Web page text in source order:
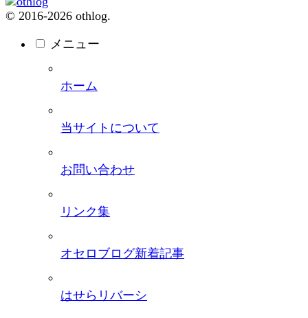
© 2016-2026 othlog.
メニュー
ホーム
当サイトについて
お問い合わせ
リンク集
オセロブログ新着記事
はせらリバーシ